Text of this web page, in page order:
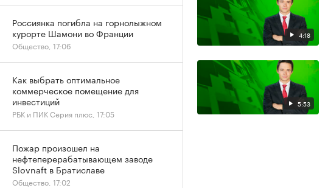
4:18
5:53
Россиянка погибла на горнолыжном
курорте Шамони во Франции
Общество, 17:06
Как выбрать оптимальное
коммерческое помещение для
инвестиций
РБК и ПИК Серия плюс, 17:05
Пожар произошел на
нефтеперерабатывающем заводе
Slovnaft в Братиславе
Общество, 17:02